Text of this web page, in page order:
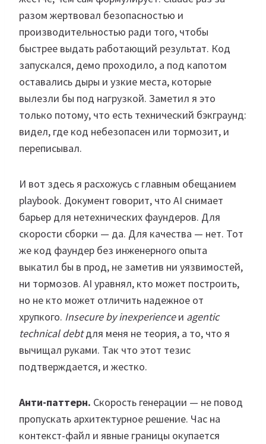
разом жертвовал безопасностью и
производительностью ради того, чтобы
быстрее выдать работающий результат. Код
запускался, демо проходило, а под капотом
оставались дыры и узкие места, которые
вылезли бы под нагрузкой. Заметил я это
только потому, что есть технический бэкграунд:
видел, где код небезопасен или тормозит, и
переписывал.
И вот здесь я расхожусь с главным обещанием
playbook. Документ говорит, что AI снимает
барьер для нетехнических фаундеров. Для
скорости сборки — да. Для качества — нет. Тот
же код фаундер без инженерного опыта
выкатил бы в прод, не заметив ни уязвимостей,
ни тормозов. AI уравнял, кто может построить,
но не кто может отличить надежное от
хрупкого. Insecure by inexperienceи agentic
technical debtдля меня не теория, а то, что я
вычищал руками. Так что этот тезис
подтверждается, и жестко.
Анти-паттерн. Скорость генерации — не повод
пропускать архитектурное решение. Час на
контекст-файл и явные границы окупается